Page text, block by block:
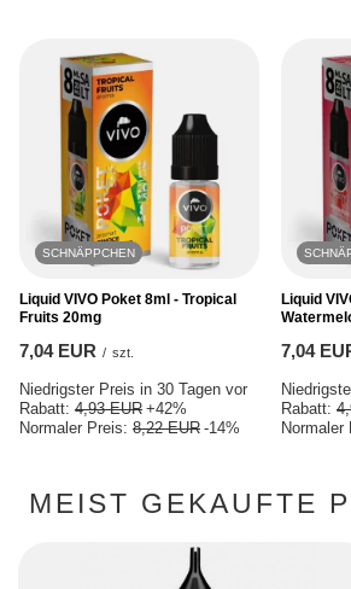
SCHNÄPPCHEN
Liquid VIVO Poket 8ml - Tropical
Fruits 20mg
7,04 EUR / szt.
Niedrigster Preis in 30 Tagen vor
Rabatt: 4,93 EUR +42%
Normaler Preis: 8,22 EUR -14%
Liquid
7,04
Rabatt:
Normaler
MEIST GEKAUFTE